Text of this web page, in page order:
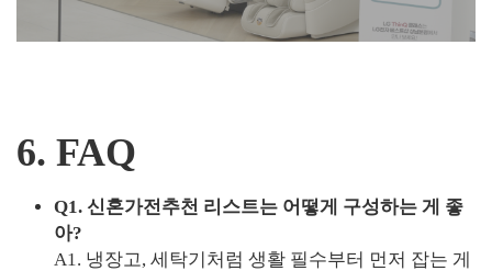
6. FAQ
Q1. 신혼가전추천 리스트는 어떻게 구성하는 게 좋
아?
A1. 냉장고, 세탁기처럼 생활 필수부터 먼저 잡는 게